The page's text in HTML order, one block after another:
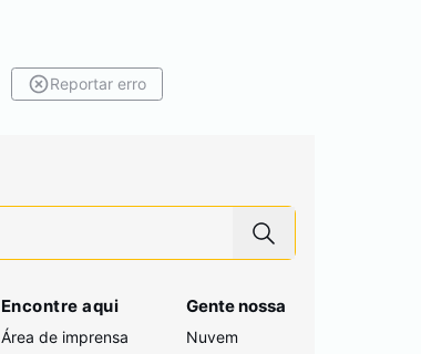
Reportar erro
Encontre aqui
Área de imprensa
Gente nossa
Nuvem